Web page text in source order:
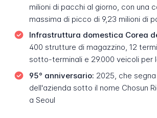
milioni di pacchi al giorno, con una
massima di picco di 9,23 milioni di
Infrastruttura domestica Corea
400 strutture di magazzino, 12
sotto-terminali e 29.000 veicoli per
95° anniversario: 2025, che
dell'azienda sotto il nome Chosun
a Seoul